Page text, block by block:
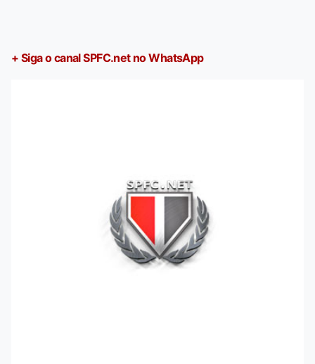
+ Siga o canal SPFC.net no WhatsApp